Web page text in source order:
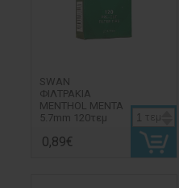
SWAN
ΦΙΛΤΡΑΚΙΑ
MENTHOL MENTA
5.7mm 120τεμ
0,89€
τεμ